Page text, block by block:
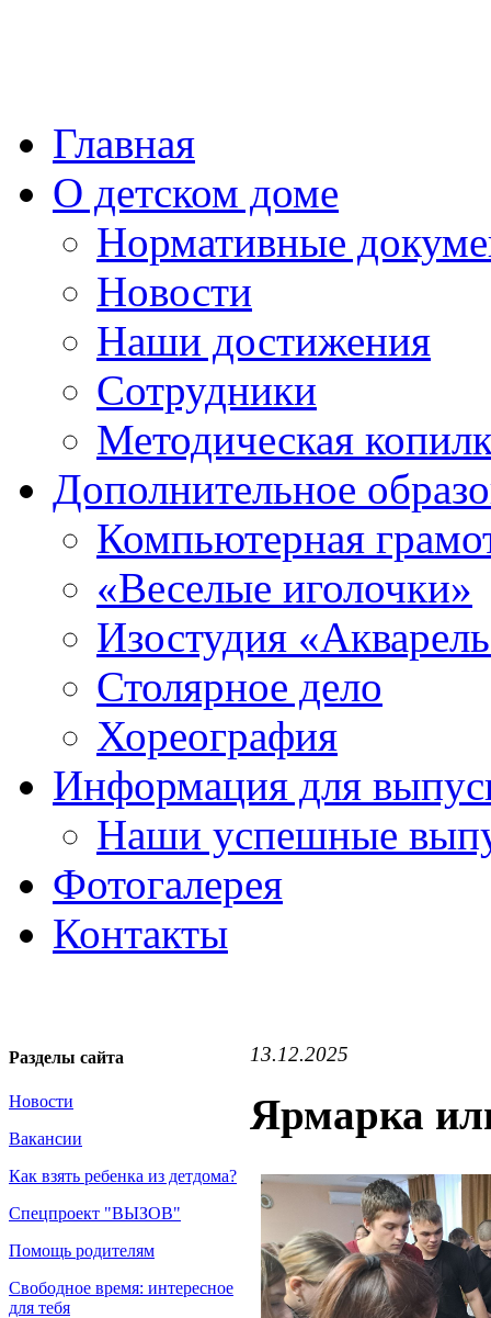
Главная
О детском доме
Нормативные
Новости
Наши достижения
Сотрудники
Методическая
Дополнительное
Компьютерная
«Веселые иголочки»
Изостудия
Столярное дело
Хореография
Информация для
Наши успешные
Фотогалерея
Контакты
Разделы сайта
Новости
Вакансии
Как взять ребенка из детдома?
Спецпроект "ВЫЗОВ"
Помощь родителям
Свободное время: интересное
для тебя
13.12.2025
Ярмарка